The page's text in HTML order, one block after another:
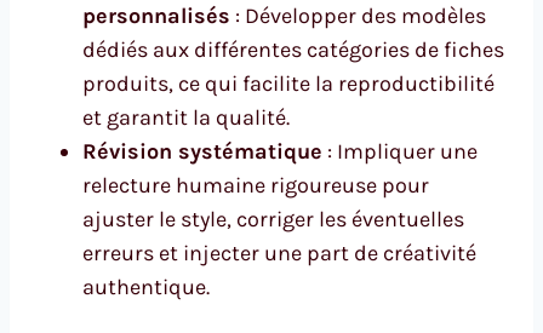
personnalisés : Développer des modèles
dédiés aux différentes catégories de fiches
produits, ce qui facilite la reproductibilité
et garantit la qualité.
Révision systématique : Impliquer une
relecture humaine rigoureuse pour
ajuster le style, corriger les éventuelles
erreurs et injecter une part de créativité
authentique.